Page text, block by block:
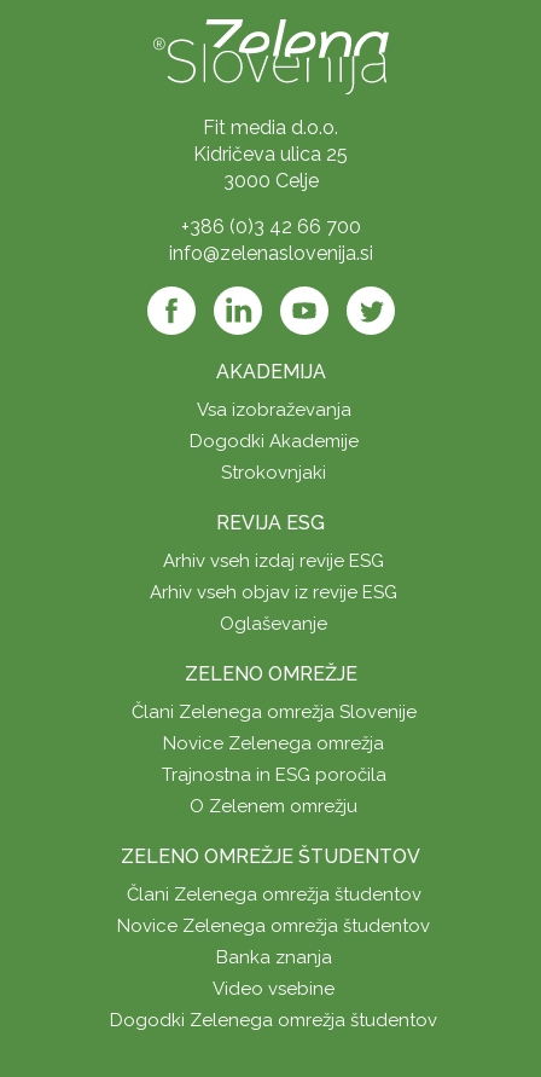
Fit media d.o.o.
Kidričeva ulica 25
3000 Celje
+386 (0)3 42 66 700
info@zelenaslovenija.si
AKADEMIJA
Vsa izobraževanja
Dogodki Akademije
Strokovnjaki
REVIJA ESG
Arhiv vseh izdaj revije ESG
Arhiv vseh objav iz revije ESG
Oglaševanje
ZELENO OMREŽJE
Člani Zelenega omrežja Slovenije
Novice Zelenega omrežja
Trajnostna in ESG poročila
O Zelenem omrežju
ZELENO OMREŽJE ŠTUDENTOV
Člani Zelenega omrežja študentov
Novice Zelenega omrežja študentov
Banka znanja
Video vsebine
Dogodki Zelenega omrežja študentov